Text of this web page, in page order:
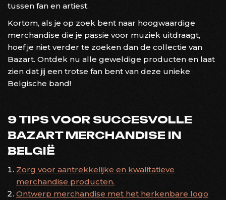
tussen fan en artiest.
Kortom, als je op zoek bent naar hoogwaardige
merchandise die je passie voor muziek uitdraagt,
hoef je niet verder te zoeken dan de collectie van
Bazart. Ontdek nu alle geweldige producten en laat
zien dat jij een trotse fan bent van deze unieke
Belgische band!
9 TIPS VOOR SUCCESVOLLE
BAZART MERCHANDISE IN
BELGIË
Zorg voor aantrekkelijke en kwalitatieve
merchandise producten.
Ontwerp merchandise met het herkenbare logo